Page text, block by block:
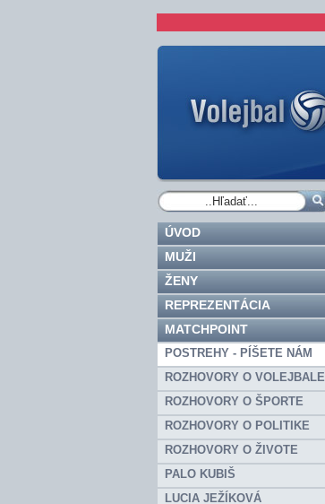
ÚVOD
MUŽI
ŽENY
REPREZENTÁCIA
MATCHPOINT
POSTREHY - PÍŠETE NÁM
ROZHOVORY O VOLEJBALE
ROZHOVORY O ŠPORTE
ROZHOVORY O POLITIKE
ROZHOVORY O ŽIVOTE
PALO KUBIŠ
LUCIA JEŽÍKOVÁ